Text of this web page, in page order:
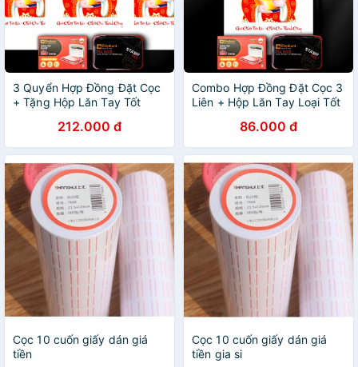
3 Quyển Hợp Đồng Đặt Cọc
+ Tặng Hộp Lăn Tay Tốt
212.000 đ
Combo Hợp Đồng Đặt Cọc 3
Liên + Hộp Lăn Tay Loại Tốt
86.000 đ
Cọc 10 cuốn giấy dán giá
tiền
Cọc 10 cuốn giấy dán giá
tiền gia si